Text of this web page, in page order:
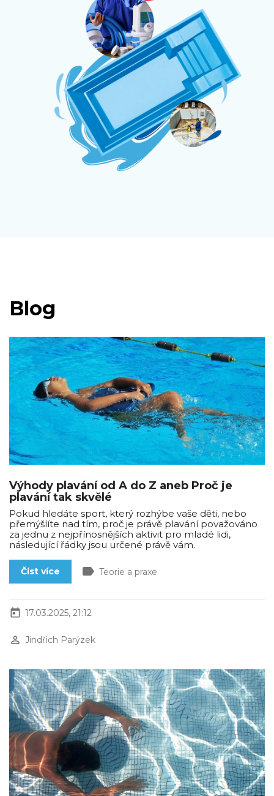
Blog
Výhody plavání od A do Z aneb Proč je
plavání tak skvělé
Pokud hledáte sport, který rozhýbe vaše děti, nebo
přemýšlíte nad tím, proč je právě plavání považováno
za jednu z nejpřínosnějších aktivit pro mladé lidi,
následující řádky jsou určené právě vám.
Číst více label Teorie a praxe
today 17.03.2025, 21:12
perm_identity Jindřich Parýzek